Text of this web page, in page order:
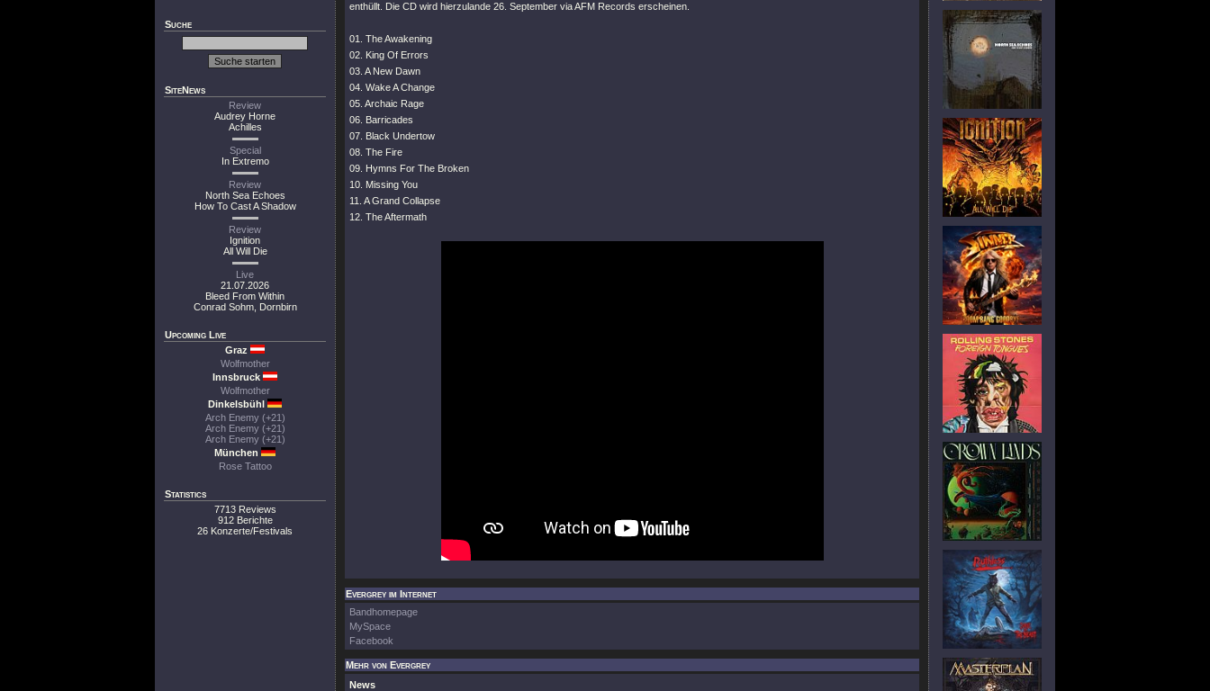
Suche
SiteNews
Review
Audrey Horne
Achilles
Special
In Extremo
Review
North Sea Echoes
How To Cast A Shadow
Review
Ignition
All Will Die
Live
21.07.2026
Bleed From Within
Conrad Sohm, Dornbirn
Upcoming Live
Graz
Wolfmother
Innsbruck
Wolfmother
Dinkelsbühl
Arch Enemy (+21)
Arch Enemy (+21)
Arch Enemy (+21)
München
Rose Tattoo
Statistics
7713 Reviews
912 Berichte
26 Konzerte/Festivals
enthüllt. Die CD wird hierzulande 26. September via AFM Records erscheinen.
01. The Awakening
02. King Of Errors
03. A New Dawn
04. Wake A Change
05. Archaic Rage
06. Barricades
07. Black Undertow
08. The Fire
09. Hymns For The Broken
10. Missing You
11. A Grand Collapse
12. The Aftermath
Evergrey im Internet
Bandhomepage
MySpace
Facebook
Mehr von Evergrey
News